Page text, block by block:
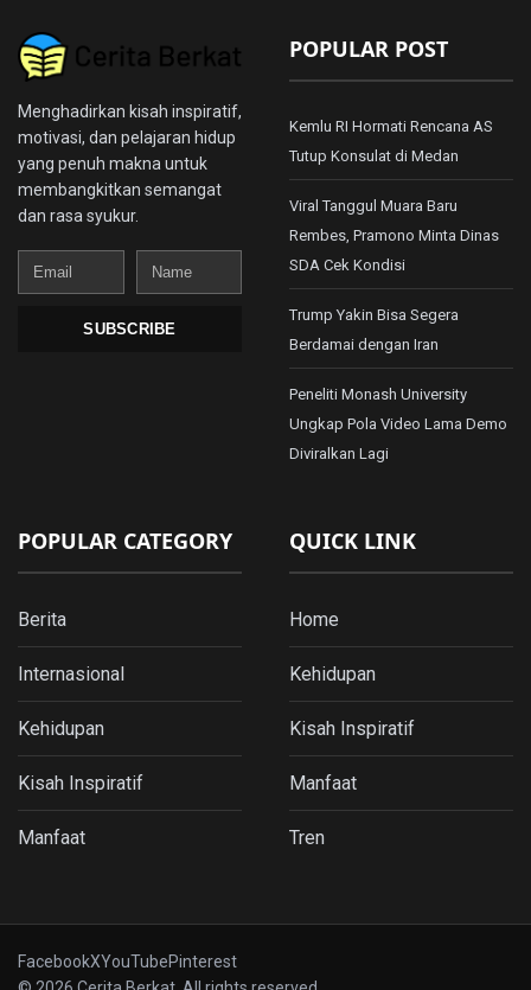
Menghadirkan kisah inspiratif,
motivasi, dan pelajaran hidup
yang penuh makna untuk
membangkitkan semangat
dan rasa syukur.
Email
Name
SUBSCRIBE
POPULAR POST
Kemlu RI Hormati Rencana AS
Tutup Konsulat di Medan
Viral Tanggul Muara Baru
Rembes, Pramono Minta Dinas
SDA Cek Kondisi
Trump Yakin Bisa Segera
Berdamai dengan Iran
Peneliti Monash University
Ungkap Pola Video Lama Demo
Diviralkan Lagi
POPULAR CATEGORY
Berita
Internasional
Kehidupan
Kisah Inspiratif
Manfaat
QUICK LINK
Home
Kehidupan
Kisah Inspiratif
Manfaat
Tren
FacebookXYouTubePinterest